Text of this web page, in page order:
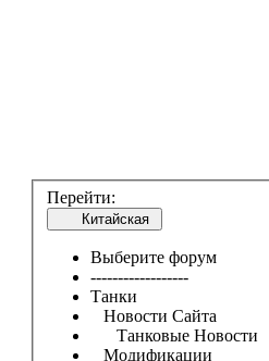
Перейти:
Китайская
Выберите форум
------------------
Танки
Новости Сайта
Танковые Новости
Модификации